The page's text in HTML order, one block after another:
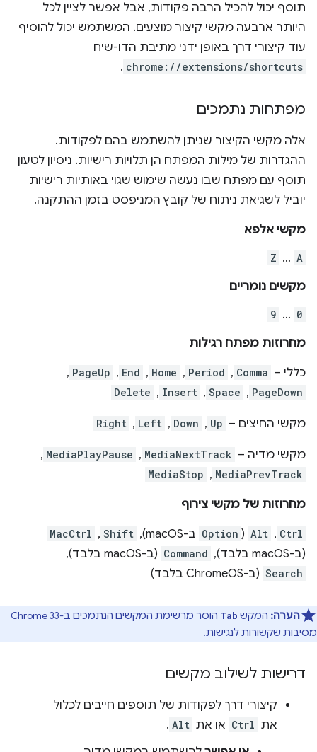
תוסף יכול להכיל הרבה פקודות, אבל אפשר לציין לכל
היותר ארבעה מקשי קיצור מוצעים. המשתמש יכול להוסיף
עוד קיצורי דרך באופן ידני מתיבת הדו-שיח
chrome://extensions/shortcuts
.
מפתחות נתמכים
אלה מקשי הקיצור שניתן להשתמש בהם לפקודות.
ההגדרות של מילות המפתח הן תלויות רישיות. ניסיון לטעון
תוסף עם מפתח שבו נעשה שימוש שגוי באותיות רישיות
יוביל לשגיאת ניתוח של קובץ המניפסט בזמן ההתקנה.
מקשי אלפא
A
…
Z
מקשים נומריים
0
…
9
מחרוזות מפתח רגילות
כללי – Comma
,
Period
,
Home
,
End
,
PageUp
,
PageDown
,
Space
,
Insert
,
Delete
מקשי החיצים – Up
,
Down
,
Left
,
Right
מקשי מדיה – MediaNextTrack
,
MediaPlayPause
,
MediaPrevTrack
,
MediaStop
מחרוזות של מקשי צירוף
Ctrl
, ‏
Alt
(
Option ב-macOS), ‏ Shift
, ‏
MacCtrl
(ב-macOS בלבד), ‏ Command
(ב-macOS בלבד),
Search (ב-ChromeOS בלבד)
הערה: המקש Tab
הוסר מרשימת המקשים הנתמכים ב-Chrome 33
מסיבות שקשורות לנגישות.
דרישות לשילוב מקשים
קיצורי דרך לפקודות של תוספים חייבים לכלול
את Ctrl או את Alt
.